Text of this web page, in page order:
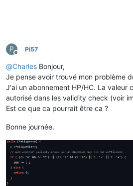
P
Offline
Pi57
@Charles Bonjour,
Je pense avoir trouvé mon problème
J'ai un abonnement HP/HC. La valeur
autorisé dans les validity check (voir
Est ce que ca pourrait être ca ?
Bonne journée.